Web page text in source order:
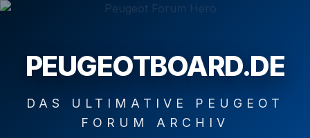
PEUGEOTBOARD.DE
DAS ULTIMATIVE PEUGEOT
FORUM ARCHIV